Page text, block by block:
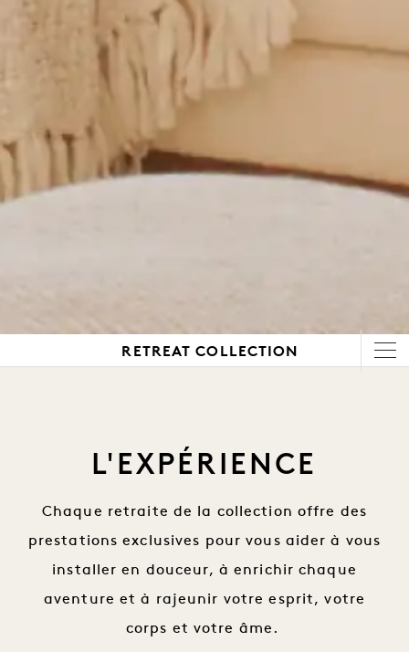
RETREAT COLLECTION
L'EXPÉRIENCE
Chaque retraite de la collection offre des
prestations exclusives pour vous aider à vous
installer en douceur, à enrichir chaque
aventure et à rajeunir votre esprit, votre
corps et votre âme.